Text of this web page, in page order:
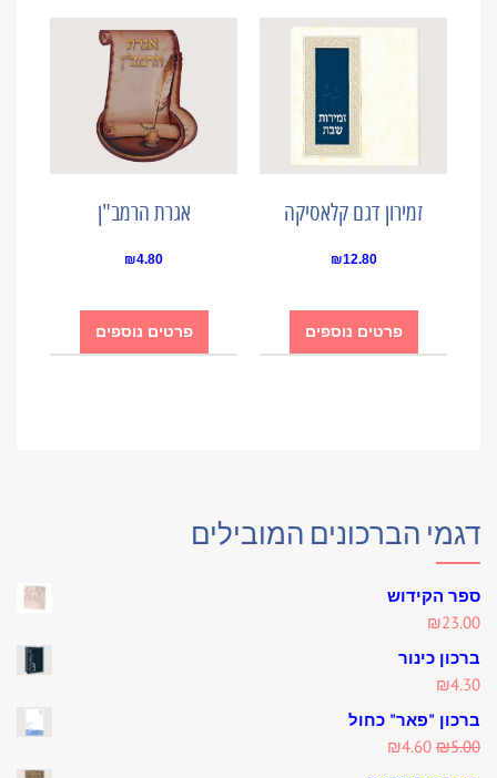
זמירון דגם קלאסיקה
₪12.80
פרטים נוספים
אגרת הרמב"ן
₪4.80
פרטים נוספים
דגמי הברכונים המובילים
ספר הקידוש
₪23.00
ברכון כינור
₪4.30
ברכון "פאר" כחול
₪5.00
Original
₪4.60